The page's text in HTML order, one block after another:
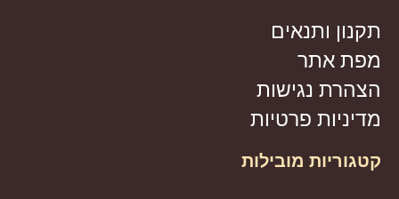
תקנון ותנאים
מפת אתר
הצהרת נגישות
מדיניות פרטיות
קטגוריות מובילות